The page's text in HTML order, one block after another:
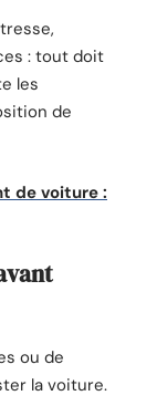
: tout doit
les
de
de voiture :
ou de
la voiture.